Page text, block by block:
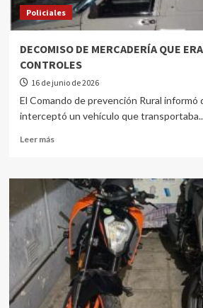
Policiales
DECOMISO DE MERCADERÍA QUE
CONTROLES
16 de junio de 2026
El Comando de prevención Rural informó
interceptó un vehículo que
Leer más